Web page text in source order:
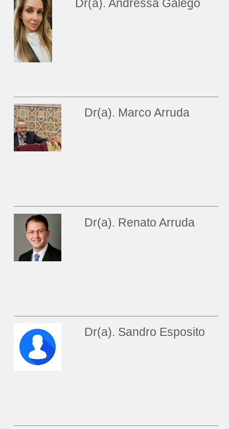
Dr(a). Andressa Galego
Dr(a). Marco Arruda
Dr(a). Renato Arruda
Dr(a). Sandro Esposito